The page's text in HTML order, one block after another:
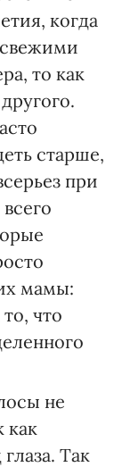
когда
то как
старше,
при
мамы:
что
не
как
Так